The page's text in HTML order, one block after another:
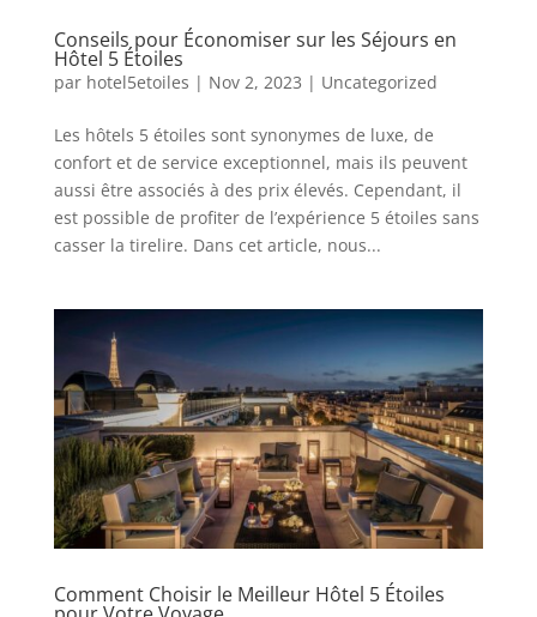
Conseils pour Économiser sur les Séjours en
Hôtel 5 Étoiles
par hotel5etoiles | Nov 2, 2023 | Uncategorized
Les hôtels 5 étoiles sont synonymes de luxe, de
confort et de service exceptionnel, mais ils peuvent
aussi être associés à des prix élevés. Cependant, il
est possible de profiter de l’expérience 5 étoiles sans
casser la tirelire. Dans cet article, nous...
Comment Choisir le Meilleur Hôtel 5 Étoiles